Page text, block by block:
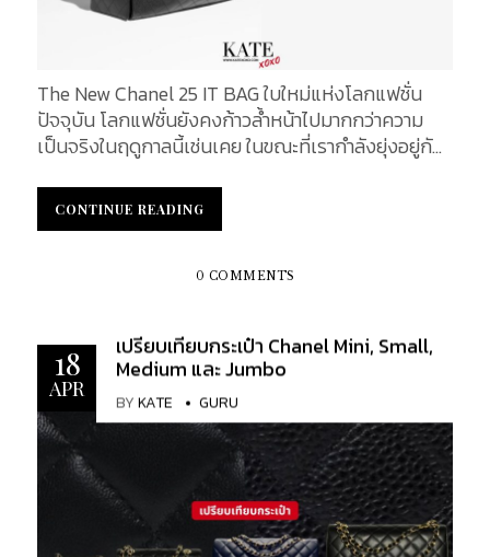
ลพิเศษขนาด 43 มม. ถึงสองรุ่นที่สามารถแสดงข้างขึ้น
ข้างแรมจากซีกโลกทั้งสอง Speedmaster หนึ่งใน
นาฬิกาที่โด่งดังที่สุดของ OMEGA และได้เป็นส่วนหนึ่ง
ของภารกิจในการเดินทางไปยังดวงจันทร์ทั้ง 6 ภารกิจ
นาฬิกา Moonphase ขนาด 43 มิลลิเมตร พร้อมดวง
จันทร์สองดวงที่รังสรรค์จากอุกกาบาตดวงจันทร์ของ
แท้นี้เป็นที่ระลึกอันน่าประทับใจให้แก่ตำนานอันโดดเด่น
มาพร้อมกับหน้าปัด 2 แบบ คือ หน้าปัดทำจากแผ่น
อุกกาบาตชุบกัลวานิกสีเทา มาพร้อมเข็มชั่วโมงและนาที
เคลือบสีน้ำเงินรวมถึงหลักชั่วโมงทำจากไวท์โกลด์ 18K
เข็มนาฬิกาบนสองหน้าปัดย่อยถูกเคลือบด้วยสีน้ำเงิน
แผ่นอุกกาบาตเคลือบ PVD สีดำนั้นมาพร้อมเข็มชั่วโมง
และเข็มนาทีรวมถึงหลักชั่วโมงที่ผลิตจากไวท์โกลด์ 18K
เข็มนาฬิกาบนสองหน้าปัดย่อยเคลือบสีดำก็ผลิตจาก
ไวท์โกลด์ 18K ด้วยเช่นกัน อุกกาบาตในสองรูปแบบถูก
นำมาผสานเข้ากับส่วนแสดงข้างขึ้นข้างแรมแบบสองซีก
โลกรุ่นแรกของ OMEGA การออกแบบของหน้าปัดแผ่น
อุกกาบาต อุกกาบาตชนิดเหล็ก ทำให้หน้าปัดของนาฬิกา
แต่ละเรือนดูมีเอกลักษณ์ และเผยให้เห็นลายคล้าย
The New Chanel 25 IT BAG ใบใหม่แห่งโลกแฟชั่น
ปัจจุบัน โลกแฟชั่นยังคงก้าวล้ำหน้าไปมากกว่าความ
เป็นจริงในฤดูกาลนี้เช่นเคย ในขณะที่เรากำลังยุ่งอยู่กับ
ฤดูร้อน ตอนนี้มีกระเป๋ามากมายให้เลือกสรรเพื่อตอบ
สนองความต้องการในปัจจุบันของเรา กระเป๋ารุ่นใหม่
กลิ่นอาย CC แบบคลาสสิกและฟังก์ชันการใช้งานได้
ใหม่ของ Chanel มักจะตรงกับปีที่กระเป๋ารุ่นนี้ออกวาง
จำหน่าย ซึ่งได้แก่ 19, 22 และตอนนี้คือ 25 กระเป๋า
Chanel 25 ปรากฏตัวครั้งแรกในโชว์ Chanel Spring-
Summer 2025 Ready-to-Wear show 2025 ซึ่ง
สอดคล้องกับธีมของคอลเล็กชั่นที่เน้นย้ำถึงการ
เคลื่อนไหวและอิสรภาพ SF Brandname จะพาไป
ทำความรู้จักกับว่าที่ It Bag ใบใหม่นี้ไปพร้อมกัน ที่มา
และแรงบันดาลใจในการออกแบบ กระเป๋า Chanel 25
เป็นกระเป๋ารุ่นใหม่ล่าสุดที่เปิดตัวในปี 2025 โดยได้รับ
CONTINUE READING
CONTINUE READING
0 COMMENTS
18
APR
เปรียบเทียบกระเป๋า Chanel Mini, Small,
Medium และ Jumbo
BYKATE GURU